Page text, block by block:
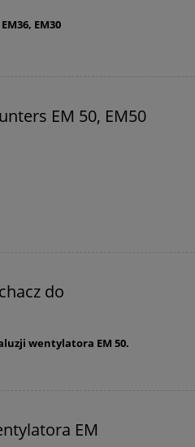
EM30
EM 50, EM50
do
wentylatora EM 50.
EM